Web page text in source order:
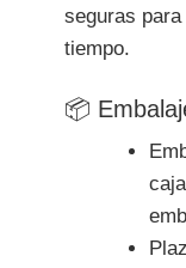
seguras
tiempo.
📦